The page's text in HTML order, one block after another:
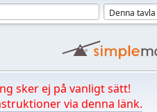
sker ej på vanligt sätt!
via denna länk.